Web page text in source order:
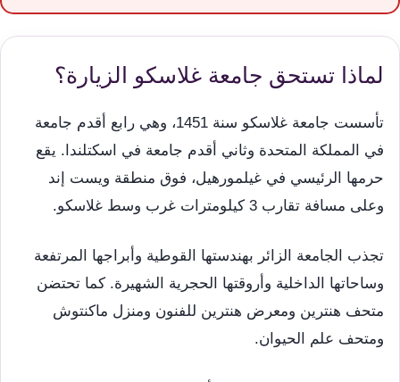
لماذا تستحق جامعة غلاسكو الزيارة؟
تأسست جامعة غلاسكو سنة 1451، وهي رابع أقدم جامعة
في المملكة المتحدة وثاني أقدم جامعة في اسكتلندا. يقع
حرمها الرئيسي في غيلمورهيل، فوق منطقة ويست إند
وعلى مسافة تقارب 3 كيلومترات غرب وسط غلاسكو.
تجذب الجامعة الزائر بهندستها القوطية وأبراجها المرتفعة
وساحاتها الداخلية وأروقتها الحجرية الشهيرة. كما تحتضن
متحف هنترين ومعرض هنترين للفنون ومنزل ماكنتوش
ومتحف علم الحيوان.